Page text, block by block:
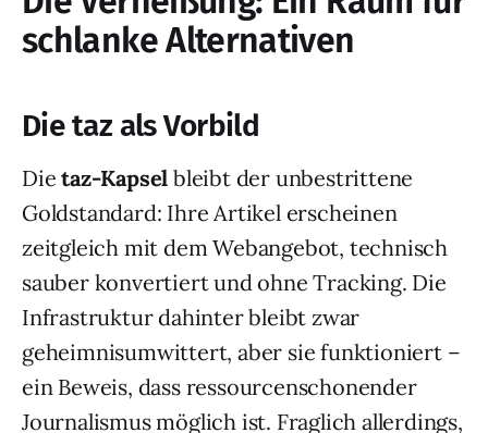
schlanke Alternativen
Die taz als Vorbild
Dietaz-Kapsel bleibt der unbestrittene
Goldstandard: Ihre Artikel erscheinen
zeitgleich mit dem Webangebot, technisch
sauber konvertiert und ohne Tracking. Die
Infrastruktur dahinter bleibt zwar
geheimnisumwittert, aber sie funktioniert –
ein Beweis, dass ressourcenschonender
Journalismus möglich ist. Fraglich allerdings,